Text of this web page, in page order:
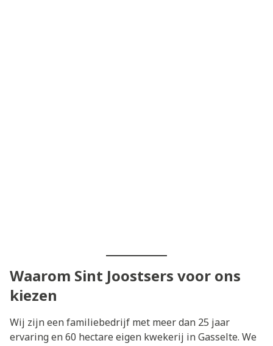
Waarom Sint Joostsers voor ons
kiezen
Wij zijn een familiebedrijf met meer dan 25 jaar
ervaring en 60 hectare eigen kwekerij in Gasselte. We